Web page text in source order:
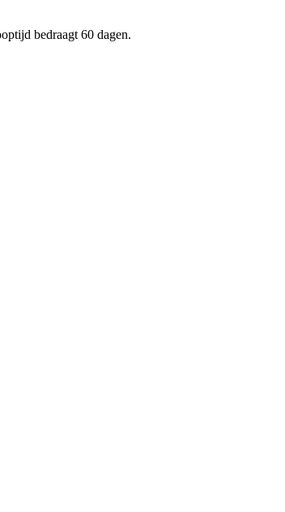
bedraagt 60 dagen.